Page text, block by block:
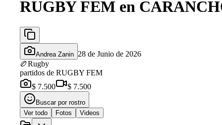
RUGBY FEM en
Andrea Zanin 28 de Junio de 2026
🏉Rugby
partidos de RUGBY FEM
$ 7.500
$ 7.500
Buscar por rostro
Ver todo
Fotos Videos